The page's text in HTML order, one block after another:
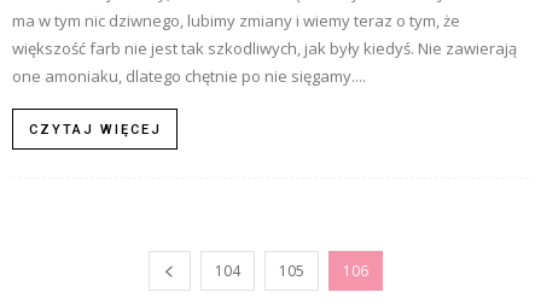
ma w tym nic dziwnego, lubimy zmiany i wiemy teraz o tym, że
większość farb nie jest tak szkodliwych, jak były kiedyś. Nie zawierają
one amoniaku, dlatego chętnie po nie sięgamy....
CZYTAJ WIĘCEJ
104 105 106